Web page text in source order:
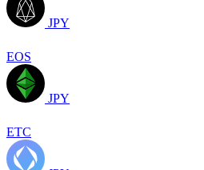
JPY
EOS
JPY
ETC